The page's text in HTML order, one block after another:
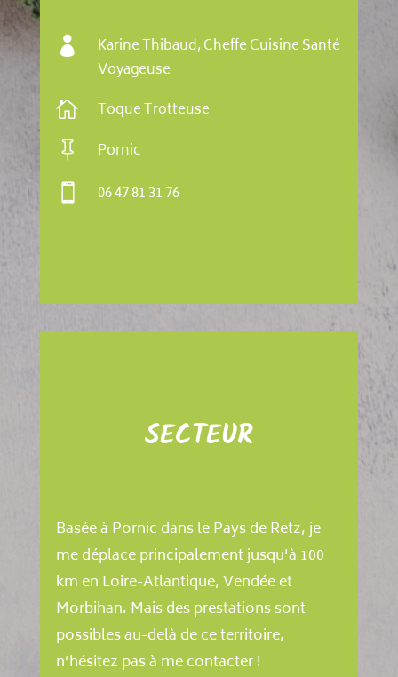

Karine Thibaud, Cheffe Cuisine Santé
Voyageuse
 Toque Trotteuse
 Pornic
06 47 81 31 76
SECTEUR
Basée à Pornic dans le Pays de Retz, je
me déplace principalement jusqu'à 100
km en Loire-Atlantique, Vendée et
Morbihan. Mais des prestations sont
possibles au-delà de ce territoire,
n’hésitez pas à me contacter !